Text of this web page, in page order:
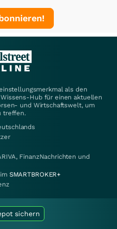
als den
Hub für einen aktuellen
und Wirtschaftswelt, um
treffen.
FinanzNachrichten und
SMARTBROKER+
sichern